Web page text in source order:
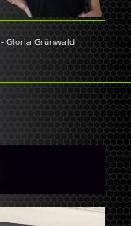
-Gloria Grünwald